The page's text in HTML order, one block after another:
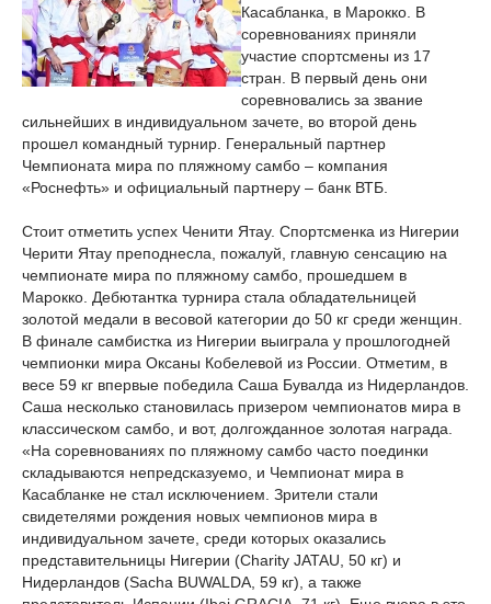
Касабланка, в Марокко. В
соревнованиях приняли
участие спортсмены из 17
стран. В первый день они
соревновались за звание
сильнейших в индивидуальном зачете, во второй день
прошел командный турнир. Генеральный партнер
Чемпионата мира по пляжному самбо – компания
«Роснефть» и официальный партнеру – банк ВТБ.
Стоит отметить успех Ченити Ятау. Спортсменка из Нигерии
Черити Ятау преподнесла, пожалуй, главную сенсацию на
чемпионате мира по пляжному самбо, прошедшем в
Марокко. Дебютантка турнира стала обладательницей
золотой медали в весовой категории до 50 кг среди женщин.
В финале самбистка из Нигерии выиграла у прошлогодней
чемпионки мира Оксаны Кобелевой из России. Отметим, в
весе 59 кг впервые победила Саша Бувалда из Нидерландов.
Саша несколько становилась призером чемпионатов мира в
классическом самбо, и вот, долгожданное золотая награда.
«На соревнованиях по пляжному самбо часто поединки
складываются непредсказуемо, и Чемпионат мира в
Касабланке не стал исключением. Зрители стали
свидетелями рождения новых чемпионов мира в
индивидуальном зачете, среди которых оказались
представительницы Нигерии (Charity JATAU, 50 кг) и
Нидерландов (Sacha BUWALDA, 59 кг), а также